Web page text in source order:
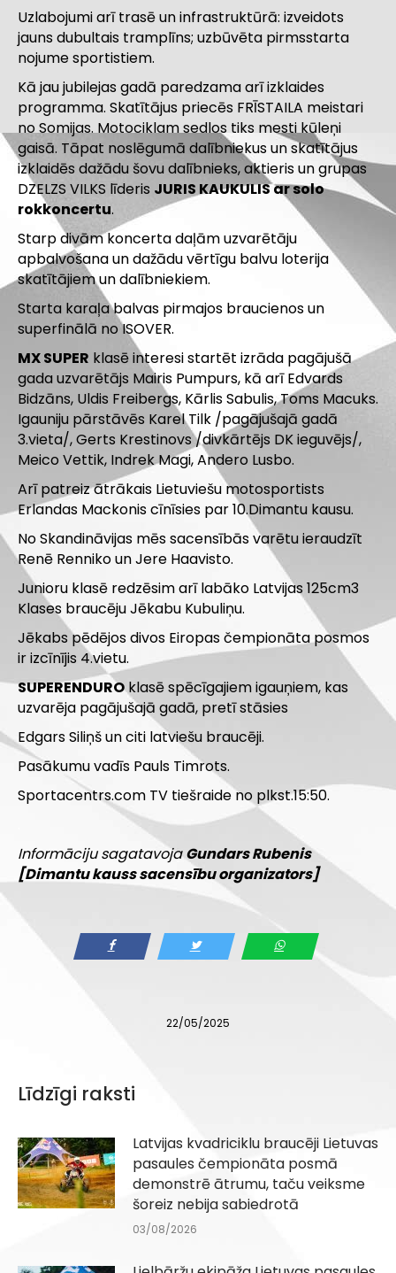
Uzlabojumi arī trasē un infrastruktūrā: izveidots
jauns dubultais tramplīns; uzbūvēta pirmsstarta
nojume sportistiem.
Kā jau jubilejas gadā paredzama arī izklaides
programma. Skatītājus priecēs FRĪSTAILA meistari
no Somijas. Motociklam sedlos tiks mesti kūleņi
gaisā. Tāpat noslēgumā dalībniekus un skatītājus
izklaidēs dažādu šovu dalībnieks, aktieris un grupas
DZELZS VILKS līderis JURIS KAUKULIS ar solo
rokkoncertu.
Starp divām koncerta daļām uzvarētāju
apbalvošana un dažādu vērtīgu balvu loterija
skatītājiem un dalībniekiem.
Starta karaļa balvas pirmajos braucienos un
superfinālā no ISOVER.
MX SUPER klasē interesi startēt izrāda pagājušā
gada uzvarētājs Mairis Pumpurs, kā arī Edvards
Bidzāns, Uldis Freibergs, Kārlis Sabulis, Toms Macuks.
Igauniju pārstāvēs Karel Tilk /pagājušajā gadā
3.vieta/, Gerts Krestinovs /divkārtējs DK ieguvējs/,
Meico Vettik, Indrek Magi, Andero Lusbo.
Arī patreiz ātrākais Lietuviešu motosportists
Erlandas Mackonis cīnīsies par 10.Dimantu kausu.
No Skandināvijas mēs sacensībās varētu ieraudzīt
Renē Renniko un Jere Haavisto.
Junioru klasē redzēsim arī labāko Latvijas 125cm3
Klases braucēju Jēkabu Kubuliņu.
Jēkabs pēdējos divos Eiropas čempionāta posmos
ir izcīnījis 4.vietu.
SUPERENDUROklasē spēcīgajiem igauņiem, kas
uzvarēja pagājušajā gadā, pretī stāsies
Edgars Siliņš un citi latviešu braucēji.
Pasākumu vadīs Pauls Timrots.
Sportacentrs.com TV tiešraide no plkst.15:50.
Informāciju sagatavojaGundars Rubenis
[Dimantu kauss sacensību organizators]
22/05/2025
Līdzīgi raksti
Latvijas kvadriciklu braucēji Lietuvas
pasaules čempionāta posmā
demonstrē ātrumu, taču veiksme
šoreiz nebija sabiedrotā
03/08/2026